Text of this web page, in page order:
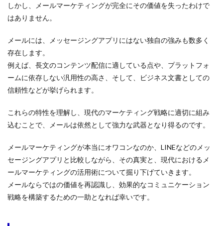
ール
設定
3.3
パー
ソナ
ライ
ズと
テー
ショ
4
キャ
メー
ルの
現状
しかし、メールマーケティングが完全にその価値を失ったわけで
はありません。
メールには、メッセージングアプリにはない独自の強みも数多く
存在します。
例えば、長文のコンテンツ配信に適している点や、プラットフォ
ームに依存しない汎用性の高さ、そして、ビジネス文書としての
信頼性などが挙げられます。
これらの特性を理解し、現代のマーケティング戦略に適切に組み
込むことで、メールは依然として強力な武器となり得るのです。
メールマーケティングが本当にオワコンなのか、LINEなどのメッ
セージングアプリと比較しながら、その真実と、現代におけるメ
ールマーケティングの活用術について掘り下げていきます。
メールならではの価値を再認識し、効果的なコミュニケーション
戦略を構築するための一助となれば幸いです。